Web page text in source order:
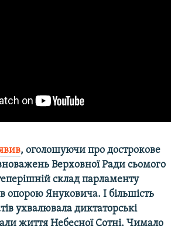
, оголошуючи про дострокове
Верховної Ради сьомого
склад парламенту
опорою Януковича. І більшість
ухвалювала диктаторські
життя Небесної Сотні. Чимало